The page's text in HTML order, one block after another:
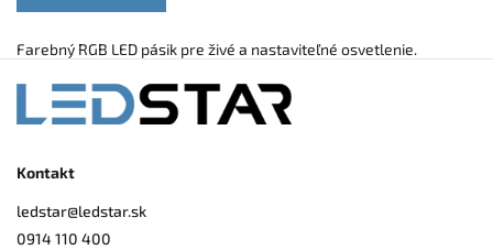
Farebný RGB LED pásik pre živé a nastaviteľné osvetlenie.
Kontakt
ledstar@ledstar.sk
0914 110 400